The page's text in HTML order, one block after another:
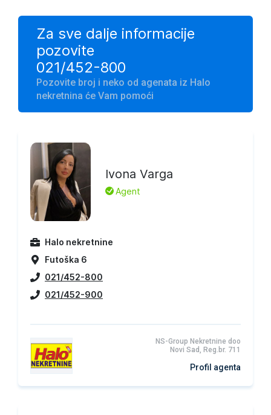
Za sve dalje informacije
pozovite
021/452-800
Pozovite broj i neko od agenata iz Halo
nekretnina će Vam pomoći
Ivona Varga
L Agent
Halo nekretnine
Futoška 6
021/452-800
021/452-900
NS-Group Nekretnine doo
Novi Sad, Reg.br. 711
Profil agenta